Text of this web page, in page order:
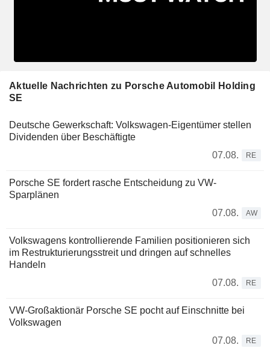
Aktuelle Nachrichten zu Porsche Automobil Holding
SE
Deutsche Gewerkschaft: Volkswagen-Eigentümer stellen
Dividenden über Beschäftigte
07.08.
RE
Porsche SE fordert rasche Entscheidung zu VW-
Sparplänen
07.08.
AW
Volkswagens kontrollierende Familien positionieren sich
im Restrukturierungsstreit und dringen auf schnelles
Handeln
07.08.
RE
VW-Großaktionär Porsche SE pocht auf Einschnitte bei
Volkswagen
07.08.
RE